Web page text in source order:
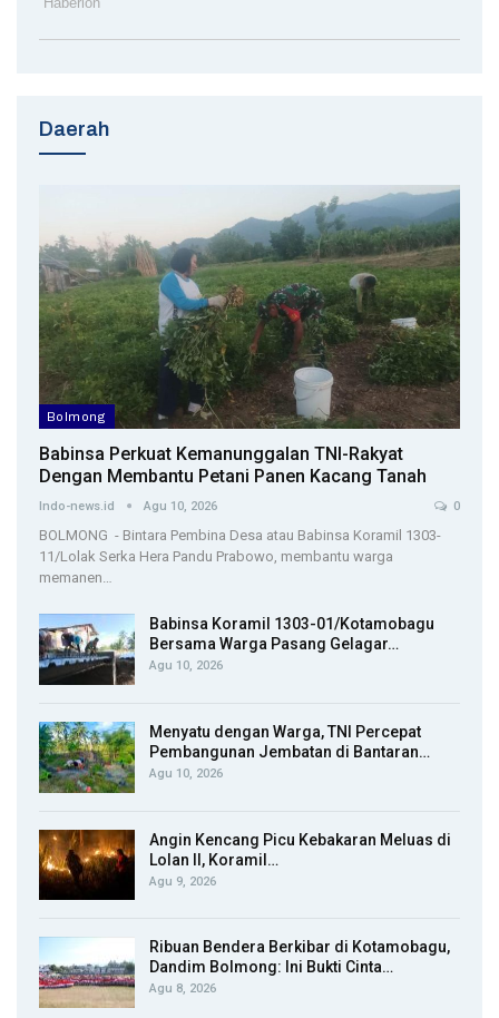
Daerah
Bolmong
Babinsa Perkuat Kemanunggalan TNI-Rakyat
Dengan Membantu Petani Panen Kacang Tanah
Indo-news.id Agu 10, 2026 0
BOLMONG - Bintara Pembina Desa atau Babinsa Koramil 1303-
11/Lolak Serka Hera Pandu Prabowo, membantu warga
memanen…
Babinsa Koramil 1303-01/Kotamobagu
Bersama Warga Pasang Gelagar…
Agu 10, 2026
Menyatu dengan Warga, TNI Percepat
Pembangunan Jembatan di Bantaran…
Agu 10, 2026
Angin Kencang Picu Kebakaran Meluas di
Lolan II, Koramil…
Agu 9, 2026
Ribuan Bendera Berkibar di Kotamobagu,
Dandim Bolmong: Ini Bukti Cinta…
Agu 8, 2026